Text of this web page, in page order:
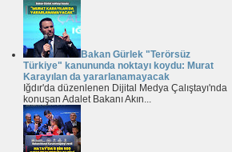
Bakan Gürlek "Terörsüz
Türkiye" kanununda noktayı koydu: Murat
Karayılan da yararlanamayacak
Iğdır'da düzenlenen Dijital Medya Çalıştayı'nda
konuşan Adalet Bakanı Akın...